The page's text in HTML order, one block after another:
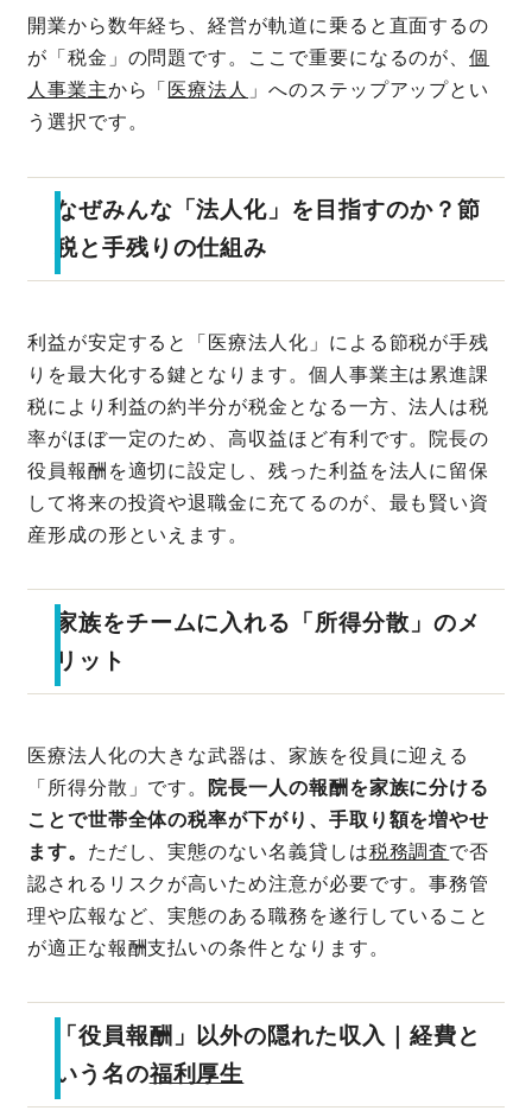
開業から数年経ち、経営が軌道に乗ると直面するの
が「税金」の問題です。ここで重要になるのが、個
人事業主から「 医療法人 」へのステップアップとい
う選択です。
なぜみんな「法人化」を目指すのか？節
税と手残りの仕組み
利益が安定すると「医療法人化」による節税が手残
りを最大化する鍵となります。個人事業主は累進課
税により利益の約半分が税金となる一方、法人は税
率がほぼ一定のため、高収益ほど有利です。院長の
役員報酬を適切に設定し、残った利益を法人に留保
して将来の投資や退職金に充てるのが、最も賢い資
産形成の形といえます。
家族をチームに入れる「所得分散」のメ
リット
医療法人化の大きな武器は、家族を役員に迎える
「所得分散」です。 院長一人の報酬を家族に分ける
ことで世帯全体の税率が下がり、手取り額を増やせ
ます。 ただし、実態のない名義貸しは税務調査で否
認されるリスクが高いため注意が必要です。事務管
理や広報など、実態のある職務を遂行していること
が適正な報酬支払いの条件となります。
「役員報酬」以外の隠れた収入｜経費と
いう名の福利厚生